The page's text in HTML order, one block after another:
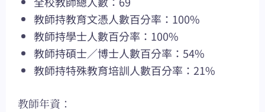
教師持教育文憑人數百分率：100%
教師持學士人數百分率：100%
教師持碩士／博士人數百分率：54%
教師持特殊教育培訓人數百分率：21%
教師年資：